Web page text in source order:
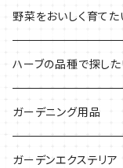
デトックスに
気分で香りを楽しみ
魚料理に
BBQ・肉料理に
サラダに使いたい
秋植えで料理に
カラーリーフ
ハーブガーデンづくり
夏のハーブガーデンに
パーティーハーブ
インスタ映えハーブ
虫よけに使いたい
ハーブバスに
野菜をおいしく育てた
トマトのコンパニオン
ジャガイモのコンパニ
葉物野菜のコンパニオ
ハーブの品種で探した
ミント・ハーブ苗
バジル・ハーブ苗
ガーデニング用品
その他
ガーデンエクステリア